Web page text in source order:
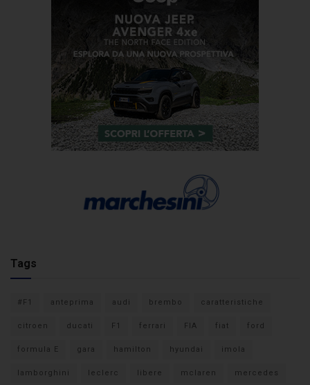
Tags
#F1 anteprima audi brembo caratteristiche
citroen ducati F1 ferrari FIA fiat ford
formula E gara hamilton hyundai imola
lamborghini leclerc libere mclaren mercedes